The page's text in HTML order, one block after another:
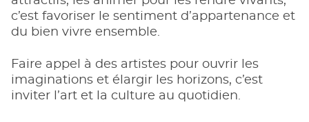
c’est favoriser le sentiment d’appartenance et
du bien vivre ensemble.
Faire appel à des artistes pour ouvrir les
imaginations et élargir les horizons, c’est
inviter l’art et la culture au quotidien.